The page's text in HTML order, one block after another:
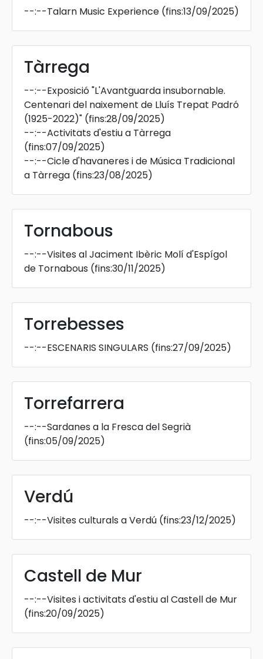
--:--Talarn Music Experience (fins:13/09/2025)
Tàrrega
--:--Exposició "L'Avantguarda insubornable.
Centenari del naixement de Lluís Trepat Padró
(1925-2022)" (fins:28/09/2025)
--:--Activitats d'estiu a Tàrrega
(fins:07/09/2025)
--:--Cicle d'havaneres i de Música Tradicional
a Tàrrega (fins:23/08/2025)
Tornabous
--:--Visites al Jaciment Ibèric Molí d'Espígol
de Tornabous (fins:30/11/2025)
Torrebesses
--:--ESCENARIS SINGULARS (fins:27/09/2025)
Torrefarrera
--:--Sardanes a la Fresca del Segrià
(fins:05/09/2025)
Verdú
--:--Visites culturals a Verdú (fins:23/12/2025)
Castell de Mur
--:--Visites i activitats d'estiu al Castell de Mur
(fins:20/09/2025)